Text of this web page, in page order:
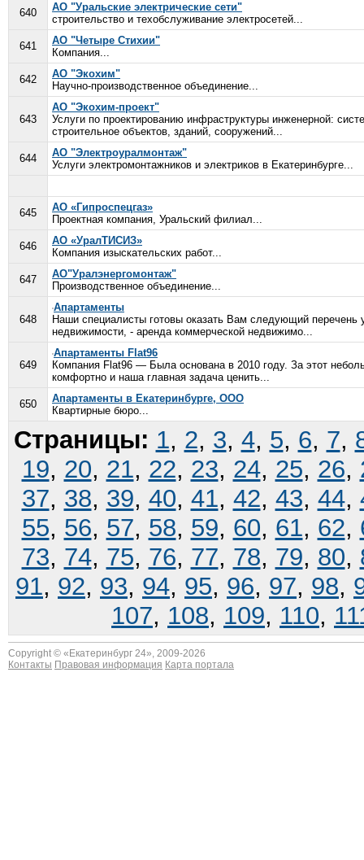
640
АО "Уральские электрические сети"
строительство и техобслуживание электросетей...
641
АО "Четыре Стихии"
Компания...
642
АО "Экохим"
Научно-производственное объединение...
643
АО "Экохим-проект"
Услуги по проектированию инфраструктуры инженерной:
строительное объектов, зданий, сооружений...
644
АО "Электроуралмонтаж"
Услуги электромонтажников и электриков в Екатеринбурге...
645
АО «Гипроспецгаз»
Проектная компания, Уральский филиал...
646
АО «УралТИСИЗ»
Компания изыскательских работ...
647
АО"Уралэнергомонтаж"
Производственное объединение...
648
Апартаменты
Наши специалисты готовы оказать Вам следующий
недвижимости, - аренда коммерческой недвижимо...
649
Апартаменты Flat96
Компания Flat96 — Была основана в 2010 году. За этот
комфортно и наша главная задача ценить...
650
Апартаменты в Екатеринбурге, ООО
Квартирные бюро...
Страницы: 1, 2, 3, 4, 5, 6, 7,
19, 20, 21, 22, 23, 24, 25, 26,
37, 38, 39, 40, 41, 42, 43, 44,
55, 56, 57, 58, 59, 60, 61, 62,
73, 74, 75, 76, 77, 78, 79, 80,
91, 92, 93, 94, 95, 96, 97, 98,
107, 108, 109, 110,
Copyright © « Екатеринбург 24», 2009-2026
Контакты Правовая информация Карта портала